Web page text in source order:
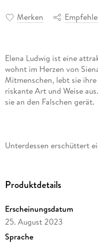
Merken
Elena Ludwig ist eine
wohnt im Herzen von
Mitmenschen, lebt sie
riskante Art und Weise
Unterdessen erschüttert
Commissario Neri
Altersruhesitz am Meer,
Produktdetails
Erscheinungsdatum
25. August 2023
Sprache